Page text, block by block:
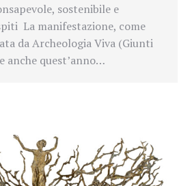
sostenibile e
La manifestazione, come
da Archeologia Viva (Giunti
anche quest’anno…